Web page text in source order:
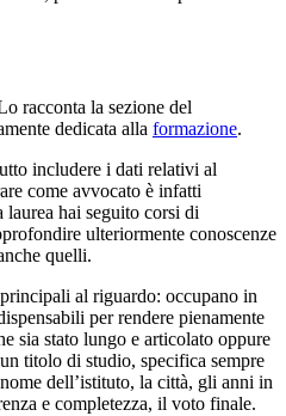
racconta la sezione del
dedicata alla formazione.
includere i dati relativi al
come avvocato è infatti
laurea hai seguito corsi di
ulteriormente conoscenze
quelli.
al riguardo: occupano in
per rendere pienamente
sia stato lungo e articolato oppure
titolo di studio, specifica sempre
dell’istituto, la città, gli anni in
e completezza, il voto finale.